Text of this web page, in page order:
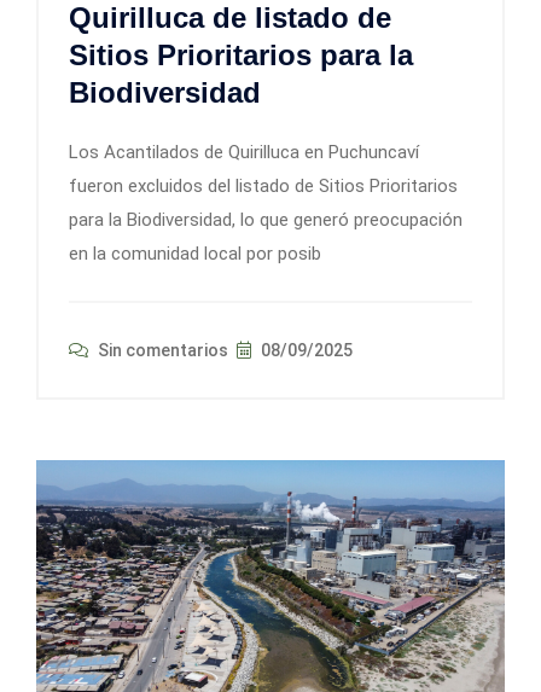
Quirilluca de listado de
Sitios Prioritarios para la
Biodiversidad
Los Acantilados de Quirilluca en Puchuncaví
fueron excluidos del listado de Sitios Prioritarios
para la Biodiversidad, lo que generó preocupación
en la comunidad local por posib
Sin comentarios 08/09/2025